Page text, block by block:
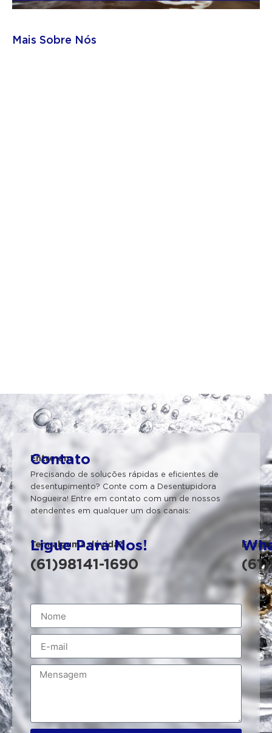
Mais Sobre Nós
Entre em
Contato
Precisando de soluções rápidas e eficientes de
desentupimento? Conte com a Desentupidora
Nogueira! Entre em contato com um de nossos
atendentes em qualquer um dos canais:
Tem alguma dúvida?
Ligue Para Nos!
(61)98141-1690
Envie